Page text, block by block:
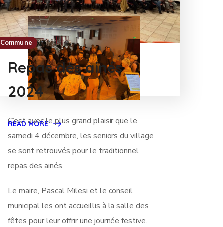
READ MORE
Commune
Repas des ainés
2024
C’est avec le plus grand plaisir que le
samedi 4 décembre, les seniors du village
se sont retrouvés pour le traditionnel
repas des ainés.
Le maire, Pascal Milesi et le conseil
municipal les ont accueillis à la salle des
fêtes pour leur offrir une journée festive.